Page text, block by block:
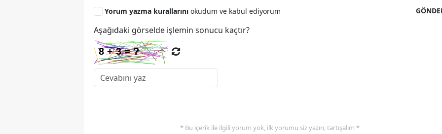
Yorum yazma kurallarını okudum ve kabul ediyorum
Aşağıdaki görselde işlemin sonucu kaçtır?
* Bu içerik ile ilgili yorum yok, ilk yorumu siz yazın, tartışalım *